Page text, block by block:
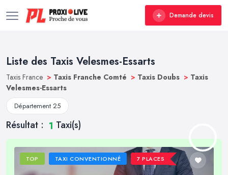
Demande devis
Liste des Taxis Velesmes-Essarts
Taxis France > Taxis Franche Comté > Taxis Doubs > Taxis
Velesmes-Essarts
Département 25
Résultat : 1 Taxi(s)
TOP TAXI CONVENTIONNÉ 7 PLACES